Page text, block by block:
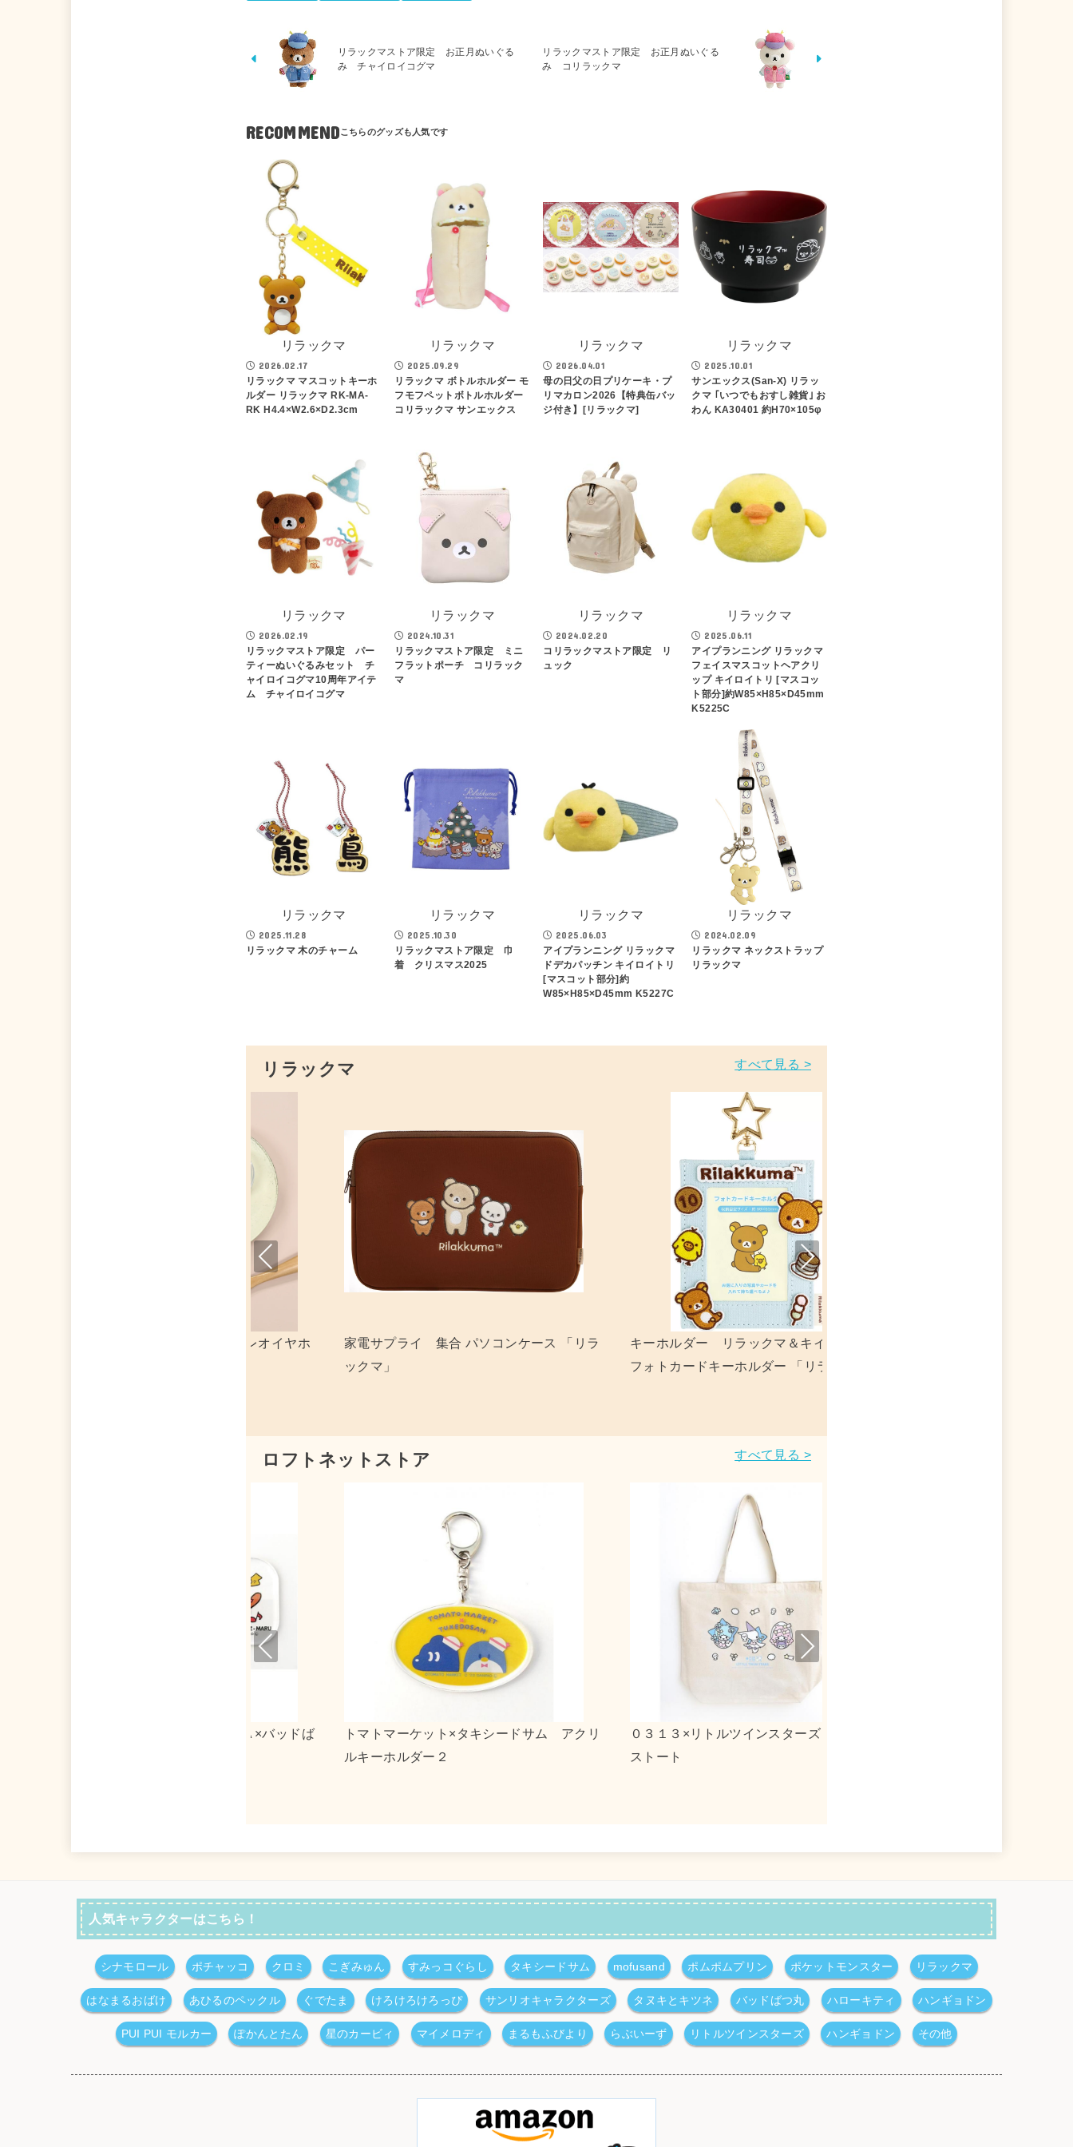
リラックマストア限定 お正月ぬいぐる
み チャイロイコグマ
リラックマストア限定 お正月ぬいぐる
み コリラックマ
RECOMMEND
リラックマ
2026.02.17
リラックマ マスコットキーホ
ルダー リラックマ RK-MA-
RK H4.4×W2.6×D2.3cm
リラックマ
2025.09.29
リラックマ ボトルホルダー モ
フモフペットボトルホルダー
コリラックマ サンエックス
リラックマ
2026.04.01
母の日父の日プリケーキ・プ
リマカロン2026【特典缶バッ
ジ付き】[リラックマ]
リラックマ
2025.10.01
サンエックス(San-X) リラッ
クマ ｢いつでもおすし雑貨｣ お
わん KA30401 約H70×105φ
リラックマ
2026.02.19
リラックマストア限定 パー
ティーぬいぐるみセット チ
ャイロイコグマ10周年アイテ
ム チャイロイコグマ
リラックマ
2024.10.31
リラックマストア限定 ミニ
フラットポーチ コリラック
マ
リラックマ
2024.02.20
コリラックマストア限定 リ
ュック
リラックマ
2025.06.11
アイプランニング リラックマ
フェイスマスコットヘアクリ
ップ キイロイトリ [マスコッ
ト部分]約W85×H85×D45mm
K5225C
リラックマ
2025.11.28
リラックマ 木のチャーム
リラックマ
2025.10.30
リラックマストア限定 巾
着 クリスマス2025
リラックマ
2025.06.03
アイプランニング リラックマ
ドデカパッチン キイロイトリ
[マスコット部分]約
W85×H85×D45mm K5227C
リラックマ
2024.02.09
リラックマ ネックストラップ
リラックマ
リラックマ すべて見る >
キーホルダー リラックマ＆キイロイトリ
フォトカードキーホルダー 「リラックマ」
コリラックマ ネイルチップ 「リラックマ」
Pre
viou
Nex
t
ロフトネットストア すべて見る >
０３１３×リトルツインスターズ キャンバ
ｎｓｎ×ポチャッコ アクリルキーホルダー
Pre
Nex
人気キャラクターはこちら！
シナモロール ポチャッコ クロミ こぎみゅん すみっコぐらし タキシードサム mofusand ポムポムプリン ポケットモンスター リラックマ
はなまるおばけ あひるのペックル ぐでたま けろけろけろっぴ サンリオキャラクターズ タヌキとキツネ バッドばつ丸 ハローキティ ハンギョドン
PUI PUI モルカー ぽかんとたん 星のカービィ マイメロディ まるもふびより らぶいーず リトルツインスターズ ハンギョドン その他